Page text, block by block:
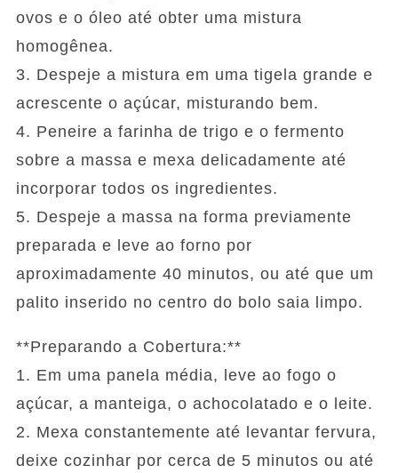
ovos e o óleo até obter uma mistura
homogênea.
3. Despeje a mistura em uma tigela grande e
acrescente o açúcar, misturando bem.
4. Peneire a farinha de trigo e o fermento
sobre a massa e mexa delicadamente até
incorporar todos os ingredientes.
5. Despeje a massa na forma previamente
preparada e leve ao forno por
aproximadamente 40 minutos, ou até que um
palito inserido no centro do bolo saia limpo.
**Preparando a Cobertura:**
1. Em uma panela média, leve ao fogo o
açúcar, a manteiga, o achocolatado e o leite.
2. Mexa constantemente até levantar fervura,
deixe cozinhar por cerca de 5 minutos ou até